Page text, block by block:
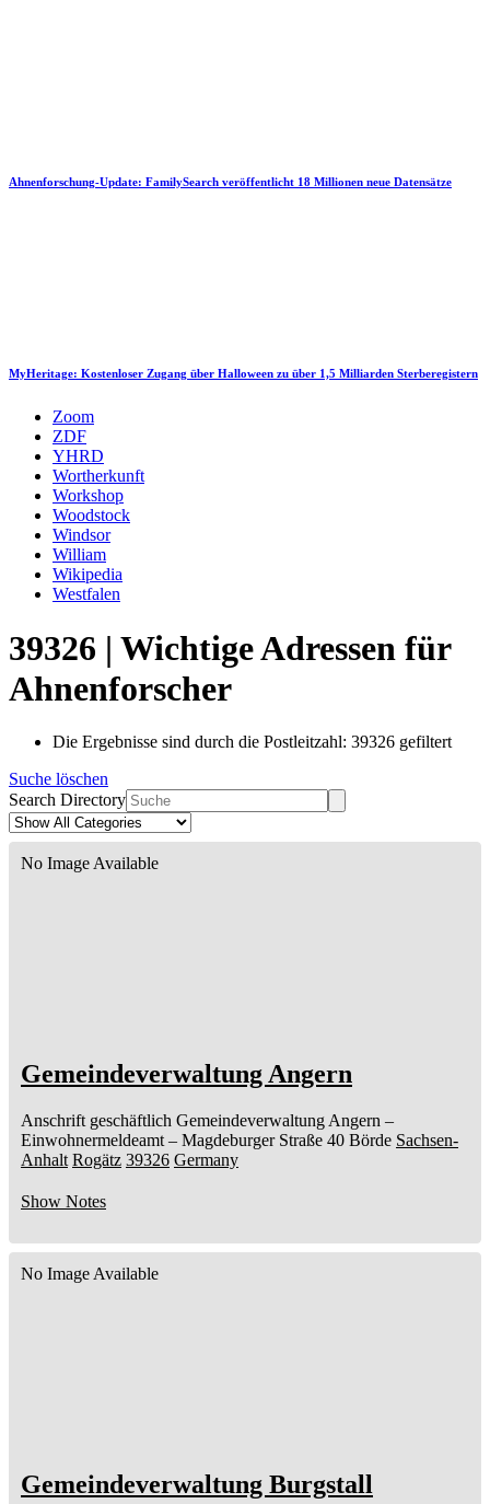
Ahnenforschung-Update: FamilySearch veröffentlicht 18 Millionen neue Datensätze
MyHeritage: Kostenloser Zugang über Halloween zu über 1,5 Milliarden Sterberegistern
Zoom
ZDF
YHRD
Wortherkunft
Workshop
Woodstock
Windsor
William
Wikipedia
Westfalen
39326 | Wichtige Adressen für
Ahnenforscher
Die Ergebnisse sind durch die Postleitzahl: 39326 gefiltert
Suche löschen
Search Directory
No Image Available
Gemeindeverwaltung Angern
Anschrift geschäftlich Gemeindeverwaltung Angern –
Einwohnermeldeamt – Magdeburger Straße 40 Börde Sachsen-
Anhalt Rogätz 39326 Germany
Show Notes
No Image Available
Gemeindeverwaltung Burgstall